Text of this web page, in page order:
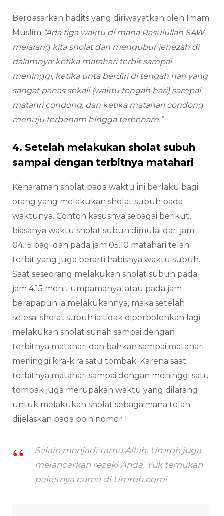
Berdasarkan hadits yang diriwayatkan oleh Imam
Muslim “Ada tiga waktu di mana Rasulullah SAW
melarang kita sholat dan mengubur jenezah di
dalamnya: ketika matahari terbit sampai
meninggi, ketika unta berdiri di tengah hari yang
sangat panas sekali (waktu tengah hari) sampai
matahri condong, dan ketika matahari condong
menuju terbenam hingga terbenam.”
4. Setelah melakukan sholat subuh
sampai dengan terbitnya matahari
Keharaman sholat pada waktu ini berlaku bagi
orang yang melakukan sholat subuh pada
waktunya. Contoh kasusnya sebagai berikut,
biasanya waktu sholat subuh dimulai dari jam
04.15 pagi dan pada jam 05.10 matahari telah
terbit yang juga berarti habisnya waktu subuh.
Saat seseorang melakukan sholat subuh pada
jam 4.15 menit umpamanya, atau pada jam
berapapun ia melakukannya, maka setelah
selesai sholat subuh ia tidak diperbolehkan lagi
melakukan sholat sunah sampai dengan
terbitnya matahari dan bahkan sampai matahari
meninggi kira-kira satu tombak. Karena saat
terbitnya matahari sampai dengan meninggi satu
tombak juga merupakan waktu yang dilarang
untuk melakukan sholat sebagaimana telah
dijelaskan pada poin nomor 1.
Selain menjadi tamu Allah, Umroh juga
melancarkan rezeki Anda. Yuk temukan
paketnya cuma di Umroh.com!